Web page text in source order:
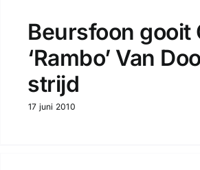
Beursfoon gooit
‘Rambo’ Van
strijd
17 juni 2010